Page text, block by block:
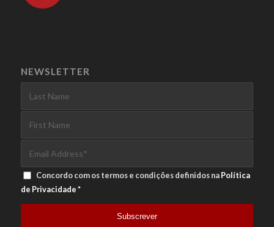
NEWSLETTER
Concordo com os termos e condições definidos naPolítica
de Privacidade*